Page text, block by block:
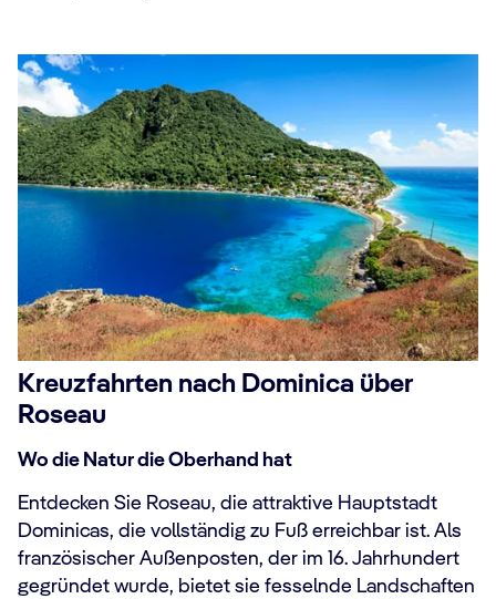
Kreuzfahrten nach Dominica über
Roseau
Wo die Natur die Oberhand hat
Entdecken Sie Roseau, die attraktive Hauptstadt
Dominicas, die vollständig zu Fuß erreichbar ist. Als
französischer Außenposten, der im 16. Jahrhundert
gegründet wurde, bietet sie fesselnde Landschaften